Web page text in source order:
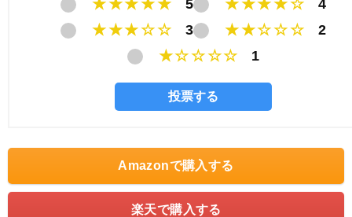
★★★★★ 5 ★★★★☆
4
★★★☆☆
3 ★★☆☆☆
2
★☆☆☆☆
1
Amazonで購入する
楽天で購入する